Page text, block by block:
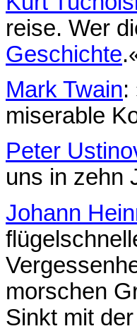
reise. Wer
Geschichte
Mark Twain:
miserable
Peter
uns in zehn
Johann
morschen
Sinkt mit